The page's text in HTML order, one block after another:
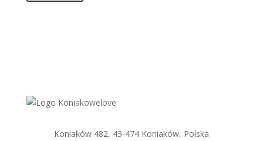
Koniaków 482, 43-474 Koniaków, Polska